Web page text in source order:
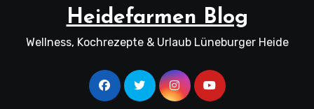
Heidefarmen Blog
Wellness, Kochrezepte & Urlaub Lüneburger Heide